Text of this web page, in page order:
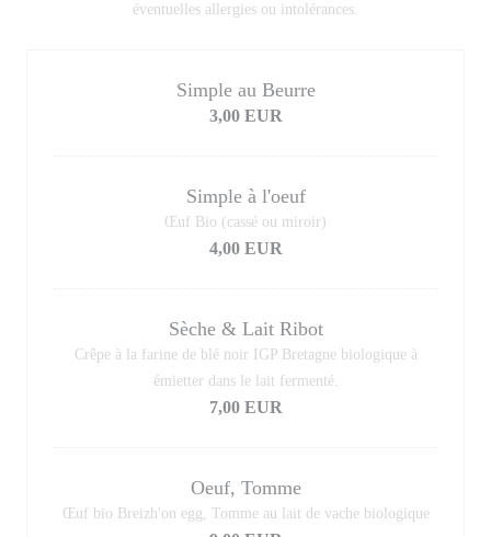
éventuelles allergies ou intolérances.
Simple au Beurre
3,00 EUR
Simple à l'oeuf
Œuf Bio (cassé ou miroir)
4,00 EUR
Sèche & Lait Ribot
Crêpe à la farine de blé noir IGP Bretagne biologique à
émietter dans le lait fermenté.
7,00 EUR
Oeuf, Tomme
Œuf bio Breizh'on egg, Tomme au lait de vache biologique